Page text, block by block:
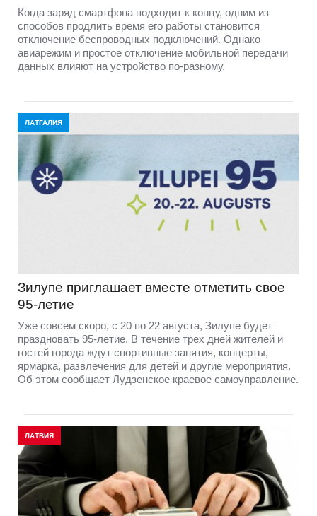
Когда заряд смартфона подходит к концу, одним из
способов продлить время его работы становится
отключение беспроводных подключений. Однако
авиарежим и простое отключение мобильной передачи
данных влияют на устройство по-разному.
ЛАТГАЛИЯ
Зилупе приглашает вместе отметить свое
95-летие
Уже совсем скоро, с 20 по 22 августа, Зилупе будет
праздновать 95-летие. В течение трех дней жителей и
гостей города ждут спортивные занятия, концерты,
ярмарка, развлечения для детей и другие мероприятия.
Об этом сообщает Лудзенское краевое самоуправление.
ЛАТВИЯ